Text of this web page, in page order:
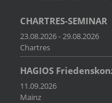
CHARTRES-SEMINAR
23.08.2026 - 29.08.2026
Chartres
HAGIOS
11.09.2026
Mainz